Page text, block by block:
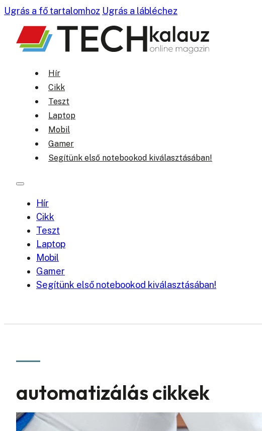
Ugrás a fő tartalomhoz Ugrás a lábléchez
Hír
Cikk
Teszt
Laptop
Mobil
Gamer
Segítünk első notebookod kiválasztásában!
Hír
Cikk
Teszt
Laptop
Mobil
Gamer
Segítünk első notebookod kiválasztásában!
automatizálás cikkek